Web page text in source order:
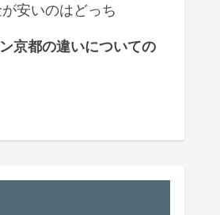
安いのはどっち
京都の違いについての